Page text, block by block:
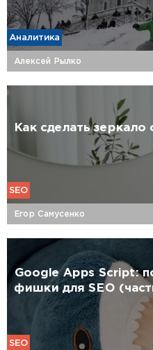
Аналитика
Алексей Рылко
Как сделать зеркало
SEO
Егор Самусенко
Google Apps Script:
фишки для SEO
SEO